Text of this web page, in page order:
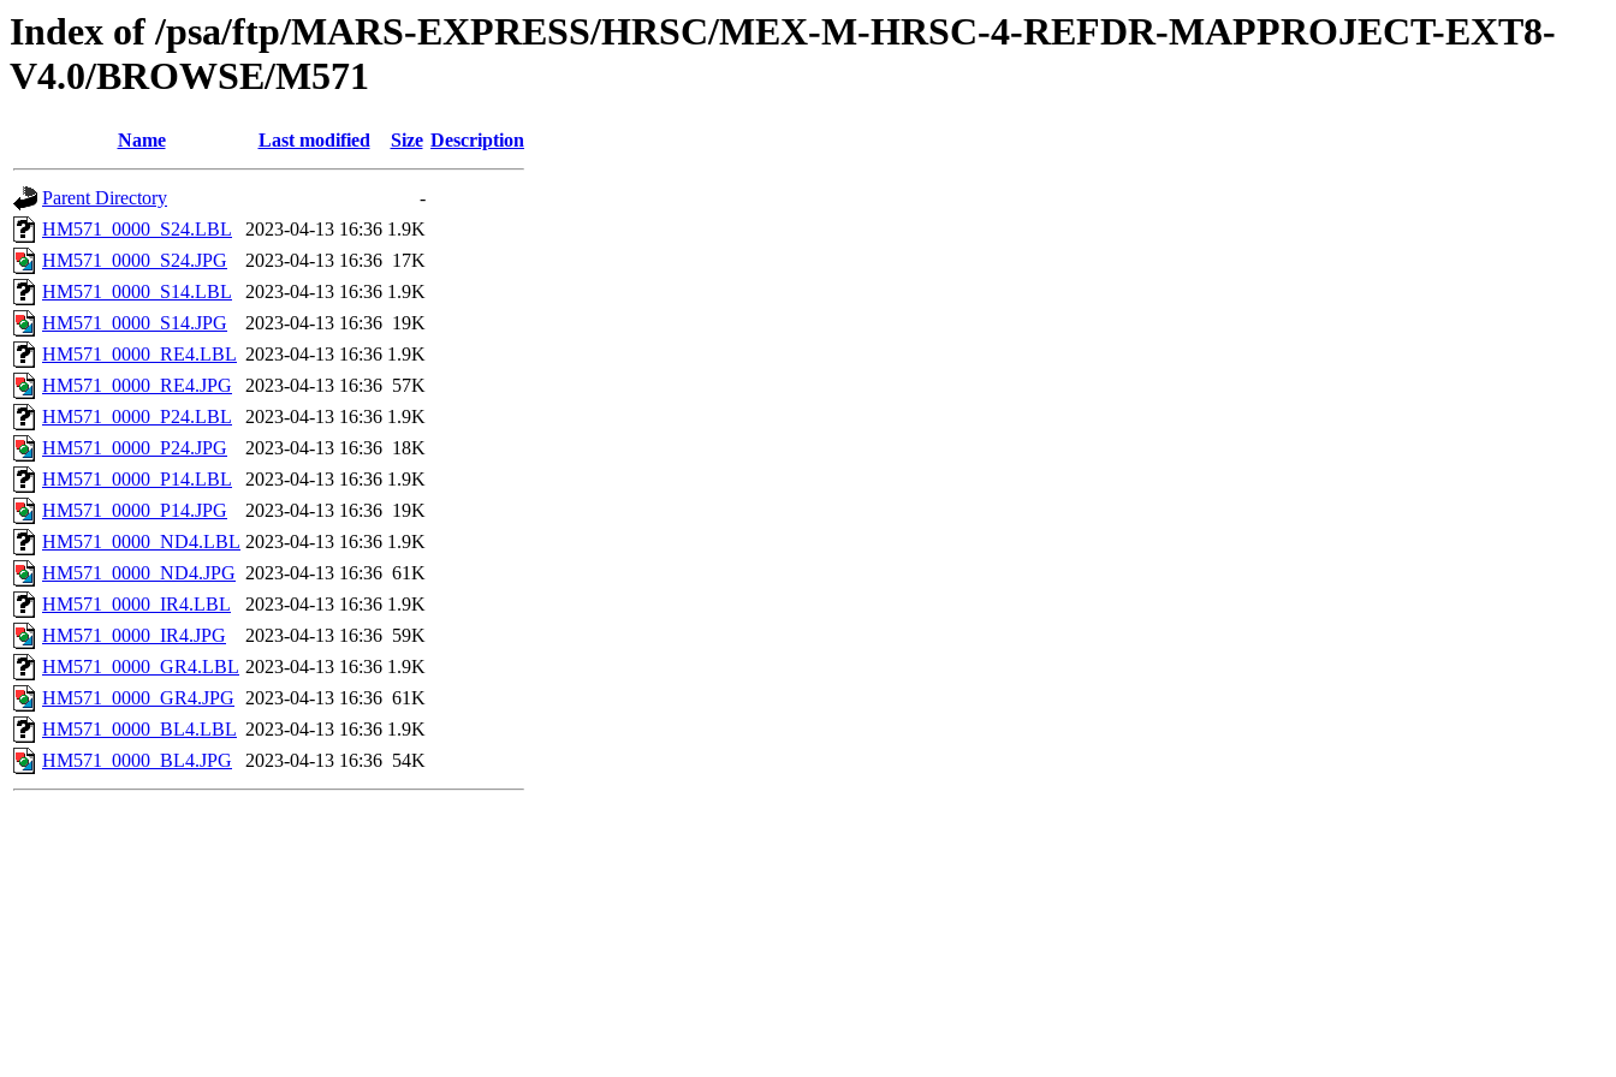
Index of /psa/ftp/MARS-EXPRESS/HRSC/MEX-M-HRSC-4-REFDR-MAPPROJECT-EXT8-
V4.0/BROWSE/M571
Name Last modified Size Description
Parent Directory
-
HM571_0000_S24.LBL
2023-04-13 16:36 1.9K
HM571_0000_S24.JPG
2023-04-13 16:36 17K
HM571_0000_S14.LBL
2023-04-13 16:36 1.9K
HM571_0000_S14.JPG
2023-04-13 16:36 19K
HM571_0000_RE4.LBL 2023-04-13 16:36 1.9K
HM571_0000_RE4.JPG
2023-04-13 16:36 57K
HM571_0000_P24.LBL
2023-04-13 16:36 1.9K
HM571_0000_P24.JPG
2023-04-13 16:36 18K
HM571_0000_P14.LBL
2023-04-13 16:36 1.9K
HM571_0000_P14.JPG
2023-04-13 16:36 19K
HM571_0000_ND4.LBL 2023-04-13 16:36 1.9K
HM571_0000_ND4.JPG 2023-04-13 16:36 61K
HM571_0000_IR4.LBL
2023-04-13 16:36 1.9K
HM571_0000_IR4.JPG
2023-04-13 16:36 59K
HM571_0000_GR4.LBL 2023-04-13 16:36 1.9K
HM571_0000_GR4.JPG 2023-04-13 16:36 61K
HM571_0000_BL4.LBL 2023-04-13 16:36 1.9K
HM571_0000_BL4.JPG
2023-04-13 16:36 54K